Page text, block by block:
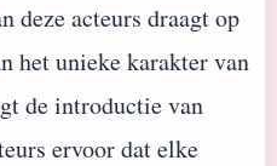
deze acteurs draagt op
het unieke karakter van
de introductie van
ervoor dat elke